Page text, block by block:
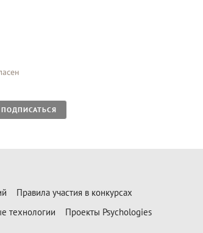
ПОДПИСАТЬСЯ
Правила участия в конкурсах
технологии
Проекты Psychologies